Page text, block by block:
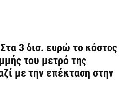
3 δισ. ευρώ το κόστος
του μετρό της
με την επέκταση στην